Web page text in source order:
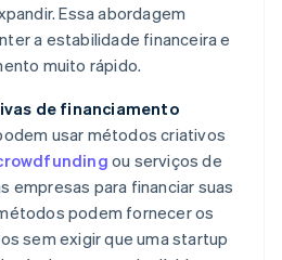
Essa abordagem
a estabilidade financeira e
muito rápido.
de financiamento
usar métodos criativos
ou serviços de
empresas para financiar suas
podem fornecer os
sem exigir que uma startup